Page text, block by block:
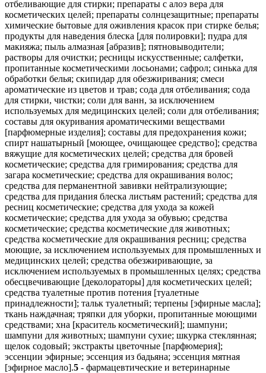
отбеливающие для стирки; препараты с алоэ вера для
косметических целей; препараты солнцезащитные; препараты
химические бытовые для оживления красок при стирке белья;
продукты для наведения блеска [для полировки]; пудра для
макияжа; пыль алмазная [абразив]; пятновыводители;
растворы для очистки; ресницы искусственные; салфетки,
пропитанные косметическими лосьонами; сафрол; синька для
обработки белья; скипидар для обезжиривания; смеси
ароматические из цветов и трав; сода для отбеливания; сода
для стирки, чистки; соли для ванн, за исключением
используемых для медицинских целей; соли для отбеливания;
составы для окуривания ароматическими веществами
[парфюмерные изделия]; составы для предохранения кожи;
спирт нашатырный [моющее, очищающее средство]; средства
вяжущие для косметических целей; средства для бровей
косметические; средства для гримирования; средства для
загара косметические; средства для окрашивания волос;
средства для перманентной завивки нейтрализующие;
средства для придания блеска листьям растений; средства для
ресниц косметические; средства для ухода за кожей
косметические; средства для ухода за обувью; средства
косметические; средства косметические для животных;
средства косметические для окрашивания ресниц; средства
моющие, за исключением используемых для промышленных и
медицинских целей; средства обезжиривающие, за
исключением используемых в промышленных целях; средства
обесцвечивающие [деколораторы] для косметических целей;
средства туалетные против потения [туалетные
принадлежности]; тальк туалетный; терпены [эфирные масла];
ткань наждачная; тряпки для уборки, пропитанные моющими
средствами; хна [краситель косметический]; шампуни;
шампуни для животных; шампуни сухие; шкурка стеклянная;
щелок содовый; экстракты цветочные [парфюмерия];
эссенции эфирные; эссенция из бадьяна; эссенция мятная
[эфирное масло].5 - фармацевтические и ветеринарные препараты; гигиенические препараты для медицинских целей; диетическое питание и вещества для медицинских или ветеринарных целей, детское питание; пищевые добавки для человека и животных; пластыри, перевязочные материалы; материалы для пломбирования зубов и изготовления зубных слепков; дезинфицирующие средства; препараты для уничтожения вредных животных; фунгициды, гербициды; акарициды; аконитин; алкалоиды для медицинских целей; альгинаты для фармацевтических целей; альгициды; альдегиды для фармацевтических целей; амальгамы зубные из золота; амальгамы стоматологические; аминокислоты для ветеринарных целей; аминокислоты для медицинских целей; анальгетики; анестетики; антибиотики; антисептики; аптечки дорожные заполненные; аптечки первой помощи заполненные; ацетат алюминия для фармацевтических целей; ацетаты для фармацевтических целей; бактерициды; бальзамы для медицинских целей; бандажи перевязочные; биоциды; браслеты для медицинских целей; браслеты противоревматические; бром для фармацевтических целей; бумага для горчичников; бумага клейкая от мух; бумага реактивная для медицинских или ветеринарных целей; бумага с особой пропиткой от моли; вазелин для медицинских целей; вакцины; ванны кислородные; вата антисептическая; вата асептическая; вата гигроскопическая; вата для медицинских целей; вата хлопковая для медицинских целей; вещества диетические для медицинских целей; вещества контрастные радиологические для медицинских целей; вещества питательные для микроорганизмов; вещества радиоактивные для медицинских целей; висмут азотно-кислый основной для фармацевтических целей; вода мелиссовая для фармацевтических целей; вода морская для лечебных ванн; воды минеральные для медицинских целей; воды термальные; волокна пищевые; воск формовочный для стоматологических целей; газы для медицинских целей; гваякол для фармацевтических целей; гематоген; гемоглобин; гидрастин; гидрастинин; глицерин для медицинских целей; глицерофосфаты; глюкоза для медицинских целей; горечавка для фармацевтических целей; гормоны для медицинских целей; горчица для фармацевтических целей; горчичники; грязи для ванн; грязи лечебные; гуммигут для медицинских целей; гурьюн-бальзам для медицинских целей; дезодоранты для освежения воздуха; дезодоранты, за исключением предназначенных для человека или животных; дезодораторы для одежды или текстильных изделий; диастаза для медицинских целей; дигиталин; добавки минеральные пищевые; добавки пищевые; добавки пищевые белковые; добавки пищевые для животных; добавки пищевые дрожжевые; добавки пищевые из альгината; добавки пищевые из глюкозы; добавки пищевые из казеина; добавки пищевые из лецитина; добавки пищевые из масла льняного семени; добавки пищевые из прополиса; добавки пищевые из протеина; добавки пищевые из протеина для животных; добавки пищевые из пчелиного маточного молочка; добавки пищевые из пыльцы растений; добавки пищевые из ростков пшеницы; добавки пищевые из семян льна; добавки пищевые ферментные; дрожжи для фармацевтических целей; желатин для медицинских целей; жир рыбий; изотопы для медицинских целей; инсектициды; йод для фармацевтических целей; йодиды для фармацевтических целей; йодиды щелочных металлов для фармацевтических целей; йодоформ; каломель; камень винно-кислый кислый для фармацевтических целей; камень винный для фармацевтических целей; камфора для медицинских целей; капсулы для лекарств; капсулы для фармацевтических целей; карандаши гемостатические; карандаши для лечения бородавок; карандаши каустические; карандаши от головной боли; карбонил [противопаразитарное средство]; каустики для фармацевтических целей; кашу для фармацевтических целей; квассия для медицинских целей; квебрахо для медицинских целей; кислород для медицинских целей; кислота галловая для фармацевтических целей; кислоты для фармацевтических целей; клеи для зубных протезов; клей хирургический; клейкие ленты для медицинских целей; клетки стволовые для ветеринарных целей; клетки стволовые для медицинских целей; кокаин; коллодий для фармацевтических целей; кольца противомозольные для ног; кольца противоревматические; конфеты лекарственные; кора ангустура для медицинских целей; кора деревьев для фармацевтических целей; кора кедрового дерева, используемая в качестве репеллента; кора кондураговая для медицинских целей; кора кротоновая; кора мангрового дерева для фармацевтических целей; кора миробалана для фармацевтических целей; кора хинного дерева для медицинских целей; корни лекарственные; корни ревеня для фармацевтических целей; корпия для медицинских целей; крахмал для диетических или фармацевтических целей; креозот для фармацевтических целей; кровь для медицинских целей; культуры из биологических тканей для ветеринарных целей; культуры из биологических тканей для медицинских целей; культуры микроорганизмов для медицинских или ветеринарных целей; кураре; лаки для зубов; лакричник для фармацевтических целей; лактоза для фармацевтических целей; леденцы лекарственные; лейкопластыри; лекарства от запоров; лецитин для медицинских целей; лосьоны для ветеринарных целей; лосьоны для собак; лосьоны для фармацевтических целей; лубриканты для интимных целей; люпулин для фармацевтических целей; магнезия для фармацевтических целей; мази; мази для фармацевтических целей; мази от солнечных ожогов; мази ртутные; мази, предохраняющие от обморожения, для фармацевтических целей; марля для перевязок; масла лекарственные; масло горчичное для медицинских целей; масло камфорное для медицинских целей; масло касторовое для медицинских целей; масло терпентинное для фармацевтических целей; масло укропное для медицинских целей; мастики для зубов; материалы абразивные стоматологические; материалы перевязочные медицинские; материалы хирургические перевязочные; медикаменты; медикаменты для ветеринарных целей; медикаменты для серотерапии; медикаменты для человека; медикаменты стоматологические; ментол; микстуры; молескин для медицинских целей; молоко миндальное для фармацевтических целей; молочко маточное пчелиное для фармацевтических целей; молочные ферменты для фармацевтических целей; мох ирландский для медицинских целей; мука для фармацевтических целей; мука из льняного семени для фармацевтических целей; мука рыбная для фармацевтических целей; мухоловки клейкие; мята для фармацевтических целей; напитки диетические для медицинских целей; напитки из солодового молока для медицинских целей; наркотики; настои лекарственные; настойка йода; настойка эвкалипта для фармацевтических целей; настойки для медицинских целей; опий; оподельдок; отвары для фармацевтических целей; ошейники противопаразитарные для животных; палочки лакричные для фармацевтических целей; палочки серные [дезинфицирующие средства]; пастилки для фармацевтических целей; пектины для фармацевтических целей; пепсины для фармацевтических целей; пептоны для фармацевтических целей; пероксид водорода для медицинских целей; пестициды; питание детское; пиявки медицинские; плазма крови; повязки глазные, используемые в медицинских целях; повязки для горячих компрессов; повязки для компрессов; повязки наплечные хирургические; подгузники [детские пеленки]; подгузники для домашних животных; подушечки мозольные; подушечки, используемые при кормлении грудью; помады медицинские; порошок из шпанских мушек; порошок пиретрума; пояса для гигиенических женских прокладок; препараты антидиуретические; препараты бактериальные для медицинских и ветеринарных целей; препараты бактериологические для медицинских или ветеринарных целей; препараты бальзамические для медицинских целей; препараты белковые для медицинских целей; препараты биологические для ветеринарных целей; препараты биологические для медицинских целей; препараты висмута для фармацевтических целей; препараты витаминные; препараты диагностические для медицинских целей; препараты для ванн лечебные; препараты для лечения геморроя; препараты для лечения костных мозолей; препараты для облегчения прорезывания зубов; препараты для обработки ожогов; препараты для окуривания медицинские; препараты для органотерапии; препараты для очистки воздуха; препараты для промывания глаз; препараты для расширения бронхов; препараты для снижения половой активности; препараты для стерилизации; препараты для стерилизации почвы; препараты для удаления мозолей; препараты для удаления перхоти фармацевтические; препараты для уничтожения вредных растений; препараты для уничтожения домовых грибов; препараты для уничтожения личинок насекомых; препараты для уничтожения мух; препараты для уничтожения мышей; препараты для уничтожения наземных моллюсков; препараты для уничтожения паразитов; препараты для ухода за кожей фармацевтические; препараты для чистки контактных линз; препараты известковые для фармацевтических целей; препараты для ванн для медицинских целей; препараты медицинские для роста волос; препараты опиумные; препараты противоспоровые; препараты с алоэ вера для фармацевтических целей; препараты с микроэлементами для человека или животных; препараты сульфамидные [лекарственные препараты]; препараты фармацевтические от солнечных ожогов; препараты ферментативные для ветеринарных целей; препараты ферментативные для медицинских целей; препараты химико-фармацевтические; препараты химические для ветеринарных целей; препараты химические для диагностики беременности; препараты химические для медицинских целей; препараты химические для обработки злаков, пораженных головней; препараты химические для обработки пораженного винограда; препараты химические для обработки против милдью; препараты химические для обработки против филлоксеры; препараты химические для фармацевтических целей; препараты, используемые при обморожении; препараты, предохраняющие от моли; примочки глазные; примочки свинцовые; проводники химические для электрокардиографических электродов; продукты белковые пищевые для медицинских целей; продукты диетические пищевые для медицинских целей; продукты обработки хлебных злаков побочные для диетических и медицинских целей; прокладки гигиенич